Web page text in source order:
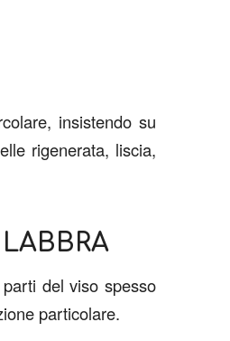
insistendo su
rigenerata, liscia,
del viso spesso
particolare.